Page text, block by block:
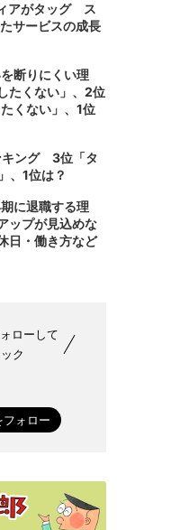
アがタッグ ス
サービスの成長
断りにくい理
たくない」、2位
くない」、1位
キング 3位「タ
、1位は？
に退職する理
ップが見込めな
日・働き方など
ローして
ク